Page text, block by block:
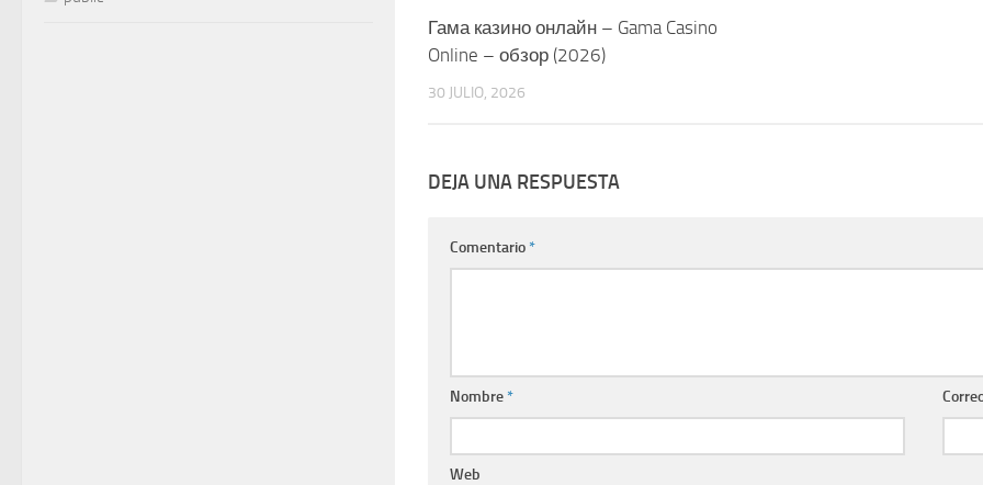
Гама казино онлайн – Gama Casino
Online – обзор (2026)
30 JULIO, 2026
DEJA UNA RESPUESTA
Comentario*
Nombre*
Web